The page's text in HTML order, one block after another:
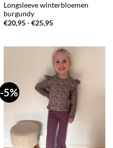
Longsleeve winterbloemen
burgundy
€20,95 - €25,95Prijsklasse:
-5%